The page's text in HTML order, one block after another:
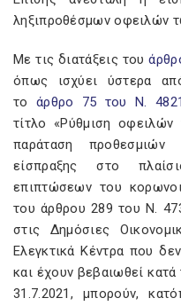
ληξιπροθέσμων οφειλών
Με τις διατάξεις του
όπως ισχύει ύστερα
το άρθρο 75 του Ν.
τίτλο «Ρύθμιση οφειλών
παράταση
είσπραξης στο
επιπτώσεων του
του άρθρου 289 του Ν.
στις Δημόσιες
Ελεγκτικά Κέντρα που
και έχουν βεβαιωθεί
31.7.2021, μπορούν,